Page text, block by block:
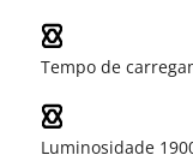
Tempo de
Luminosidade